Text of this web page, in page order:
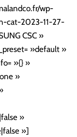
wp-
cat-2023-11-27-
CSC »
»default »
»{} »
»
»
»]